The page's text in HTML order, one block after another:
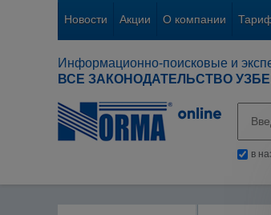
Новости Акции О компании
Информационно-поисковые и
ВСЕ ЗАКОНОДАТЕЛЬСТВО
в